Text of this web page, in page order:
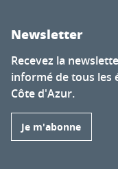
Newsletter
Recevez la
informé de tous les
Côte d'Azur.
Je m'abonne